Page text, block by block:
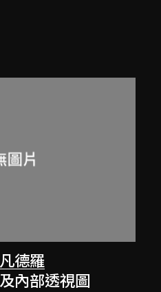
德羅
內部透視圖